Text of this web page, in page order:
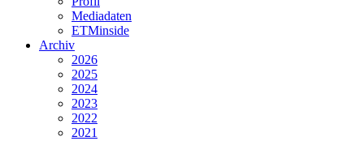
Mediadaten
ETMinside
Archiv
2026
2025
2024
2023
2022
2021